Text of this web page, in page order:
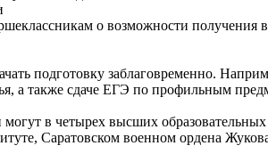
о возможности получения
подготовку заблаговременно.
а также сдаче ЕГЭ по профильным
в четырех высших
Саратовском военном ордена